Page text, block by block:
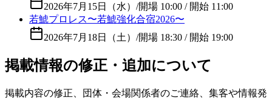
2026年7月15日（水） /開場 10:00 / 開始 11:00
若鯱プロレス〜若鯱強化合宿2026〜
2026年7月18日（土） /開場 18:30 / 開始 19:00
掲載情報の修正・追加について
掲載内容の修正、団体・会場関係者のご連絡、集客や情報発